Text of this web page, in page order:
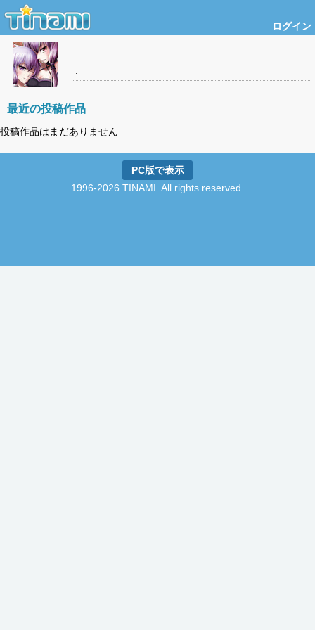
ログイン
最近の投稿作品
投稿作品はまだありません
PC版で表示
1996-2026 TINAMI. All rights reserved.